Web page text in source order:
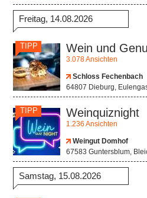
Freitag, 14.08.2026
TIPP Wein und
3.078 Ansichten
Schloss Fechenbach
64807 Dieburg,
TIPP Weinquiznight
1.236 Ansichten
Weingut Domhof
67583 Guntersblum,
Samstag, 15.08.2026